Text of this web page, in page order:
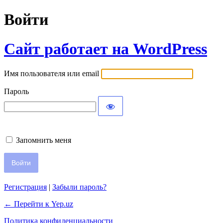
Войти
Сайт работает на WordPress
Имя пользователя или email
Пароль
Запомнить меня
Регистрация | Забыли пароль?
← Перейти к Yep.uz
Политика конфиденциальности